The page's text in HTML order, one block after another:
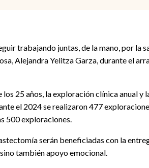
trabajando juntas, de la mano, por la
Alejandra Yelitza Garza, durante el
25 años, la exploración clínica anual y
el 2024 se realizaron 477
500 exploraciones.
serán beneficiadas con la
también apoyo emocional.